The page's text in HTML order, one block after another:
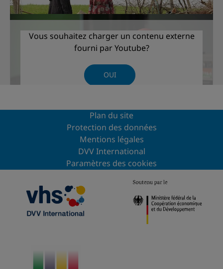
Vous souhaitez charger un contenu externe
fourni parYoutube?
OUI
Plan du site
Protection des données
Mentions légales
DVV International
Paramètres des cookies